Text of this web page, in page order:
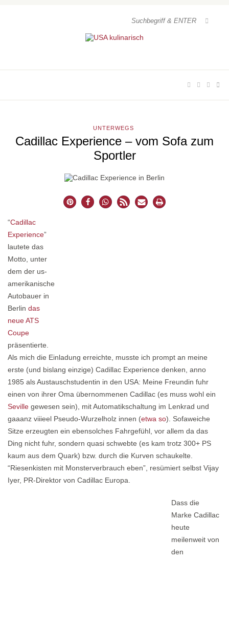
UNTERWEGS
Cadillac Experience – vom Sofa zum
Sportler
“Cadillac
Experience”
lautete das
Motto, unter
dem der us-
amerikanische
Autobauer in
Berlin das
neue ATS
Coupe
präsentierte.
Als mich die Einladung erreichte, musste ich prompt an meine
erste (und bislang einzige) Cadillac Experience denken, anno
1985 als Austauschstudentin in den USA: Meine Freundin fuhr
einen von ihrer Oma übernommenen Cadillac (es muss wohl ein
Seville gewesen sein), mit Automatikschaltung im Lenkrad und
gaaanz viiieel Pseudo-Wurzelholz innen (etwa so). Sofaweiche
Sitze erzeugten ein ebensolches Fahrgefühl, vor allem da das
Ding nicht fuhr, sondern quasi schwebte (es kam trotz 300+ PS
kaum aus dem Quark) bzw. durch die Kurven schaukelte.
“Riesenkisten mit Monsterverbrauch eben”, resümiert selbst Vijay
Iyer, PR-Direktor von Cadillac Europa.
Dass die
Marke Cadillac
heute
meilenweit von
den